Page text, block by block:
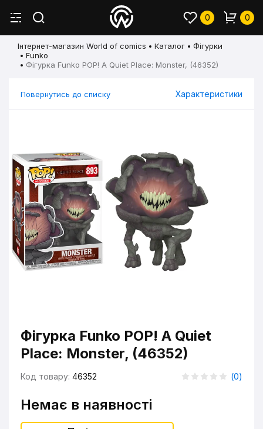
0 0
Інтернет-магазин World of comics Каталог
Фігурки
Funko
Фігурка Funko POP! A Quiet Place: Monster, (46352)
Повернутись до списку Характеристики
Фігурка Funko POP! A Quiet
Place: Monster, (46352)
Код товару: 46352 (0)
Немає в наявності